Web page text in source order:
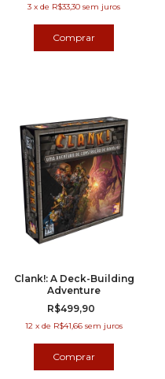
3 xde R$33,30 sem juros
Clank!: A Deck-Building
Adventure
R$499,90
12 xde R$41,66 sem juros